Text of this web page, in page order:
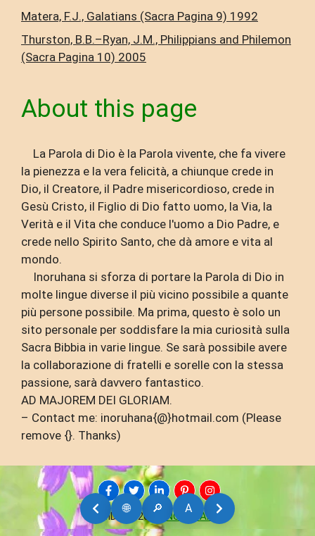
🌐 🔎 A
Matera, F.J., Galatians (Sacra Pagina 9) 1992
Thurston, B.B.–Ryan, J.M., Philippians and Philemon
(Sacra Pagina 10) 2005
About this page
La Parola di Dio è la Parola vivente, che fa vivere
la pienezza e la vera felicità, a chiunque crede in
Dio, il Creatore, il Padre misericordioso, crede in
Gesù Cristo, il Figlio di Dio fatto uomo, la Via, la
Verità e il Vita che conduce l'uomo a Dio Padre, e
crede nello Spirito Santo, che dà amore e vita al
mondo.
Inoruhana si sforza di portare la Parola di Dio in
molte lingue diverse il più vicino possibile a quante
più persone possibile. Ma prima, questo è solo un
sito personale per soddisfare la mia curiosità sulla
Sacra Bibbia in varie lingue. Se sarà possibile avere
la collaborazione di fratelli e sorelle con la stessa
passione, sarà davvero fantastico.
AD MAJOREM DEI GLORIAM.
– Contact me: inoruhana{@}hotmail.com (Please
remove {}. Thanks)
AMDG © 2026 INORUHANA